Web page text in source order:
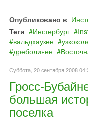
Опубликовано в
Теги
Инстербург
вальдхаузен
дреболинен
Суббота, 20 сентября 2008
Гросс-
большая
поселка